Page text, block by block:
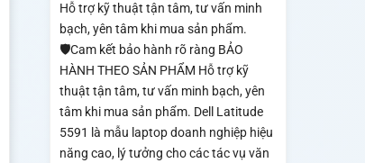
Hỗ trợ kỹ thuật tận tâm, tư vấn minh
bạch, yên tâm khi mua sản phẩm.
🛡️Cam kết bảo hành rõ ràng BẢO
HÀNH THEO SẢN PHẨM Hỗ trợ kỹ
thuật tận tâm, tư vấn minh bạch, yên
tâm khi mua sản phẩm. Dell Latitude
5591 là mẫu laptop doanh nghiệp hiệu
năng cao, lý tưởng cho các tác vụ văn